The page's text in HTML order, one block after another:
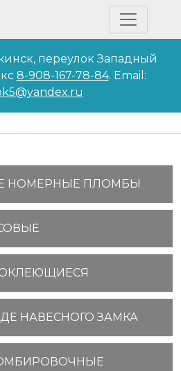
переулок Западный
8-908-167-78-84. Email:
НОМЕРНЫЕ ПЛОМБЫ
НАВЕСНОГО ЗАМКА